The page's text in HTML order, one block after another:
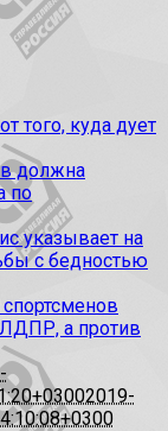
того, куда дует
должна
по
указывает на
с бедностью
а против
2019-